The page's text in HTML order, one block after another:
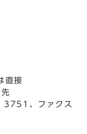
直接
、ファクス